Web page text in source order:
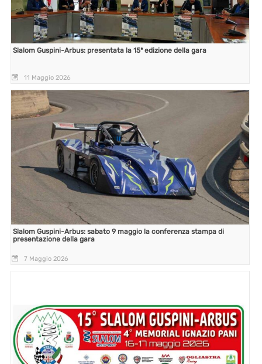
Slalom Guspini-Arbus: presentata la 15ª edizione della gara
11 Maggio 2026
Slalom Guspini-Arbus: sabato 9 maggio la conferenza stampa di
presentazione della gara
7 Maggio 2026